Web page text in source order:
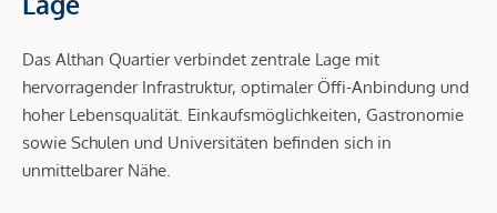
Das Althan Quartier verbindet zentrale Lage mit
hervorragender Infrastruktur, optimaler Öffi-Anbindung und
hoher Lebensqualität. Einkaufsmöglichkeiten, Gastronomie
sowie Schulen und Universitäten befinden sich in
unmittelbarer Nähe.